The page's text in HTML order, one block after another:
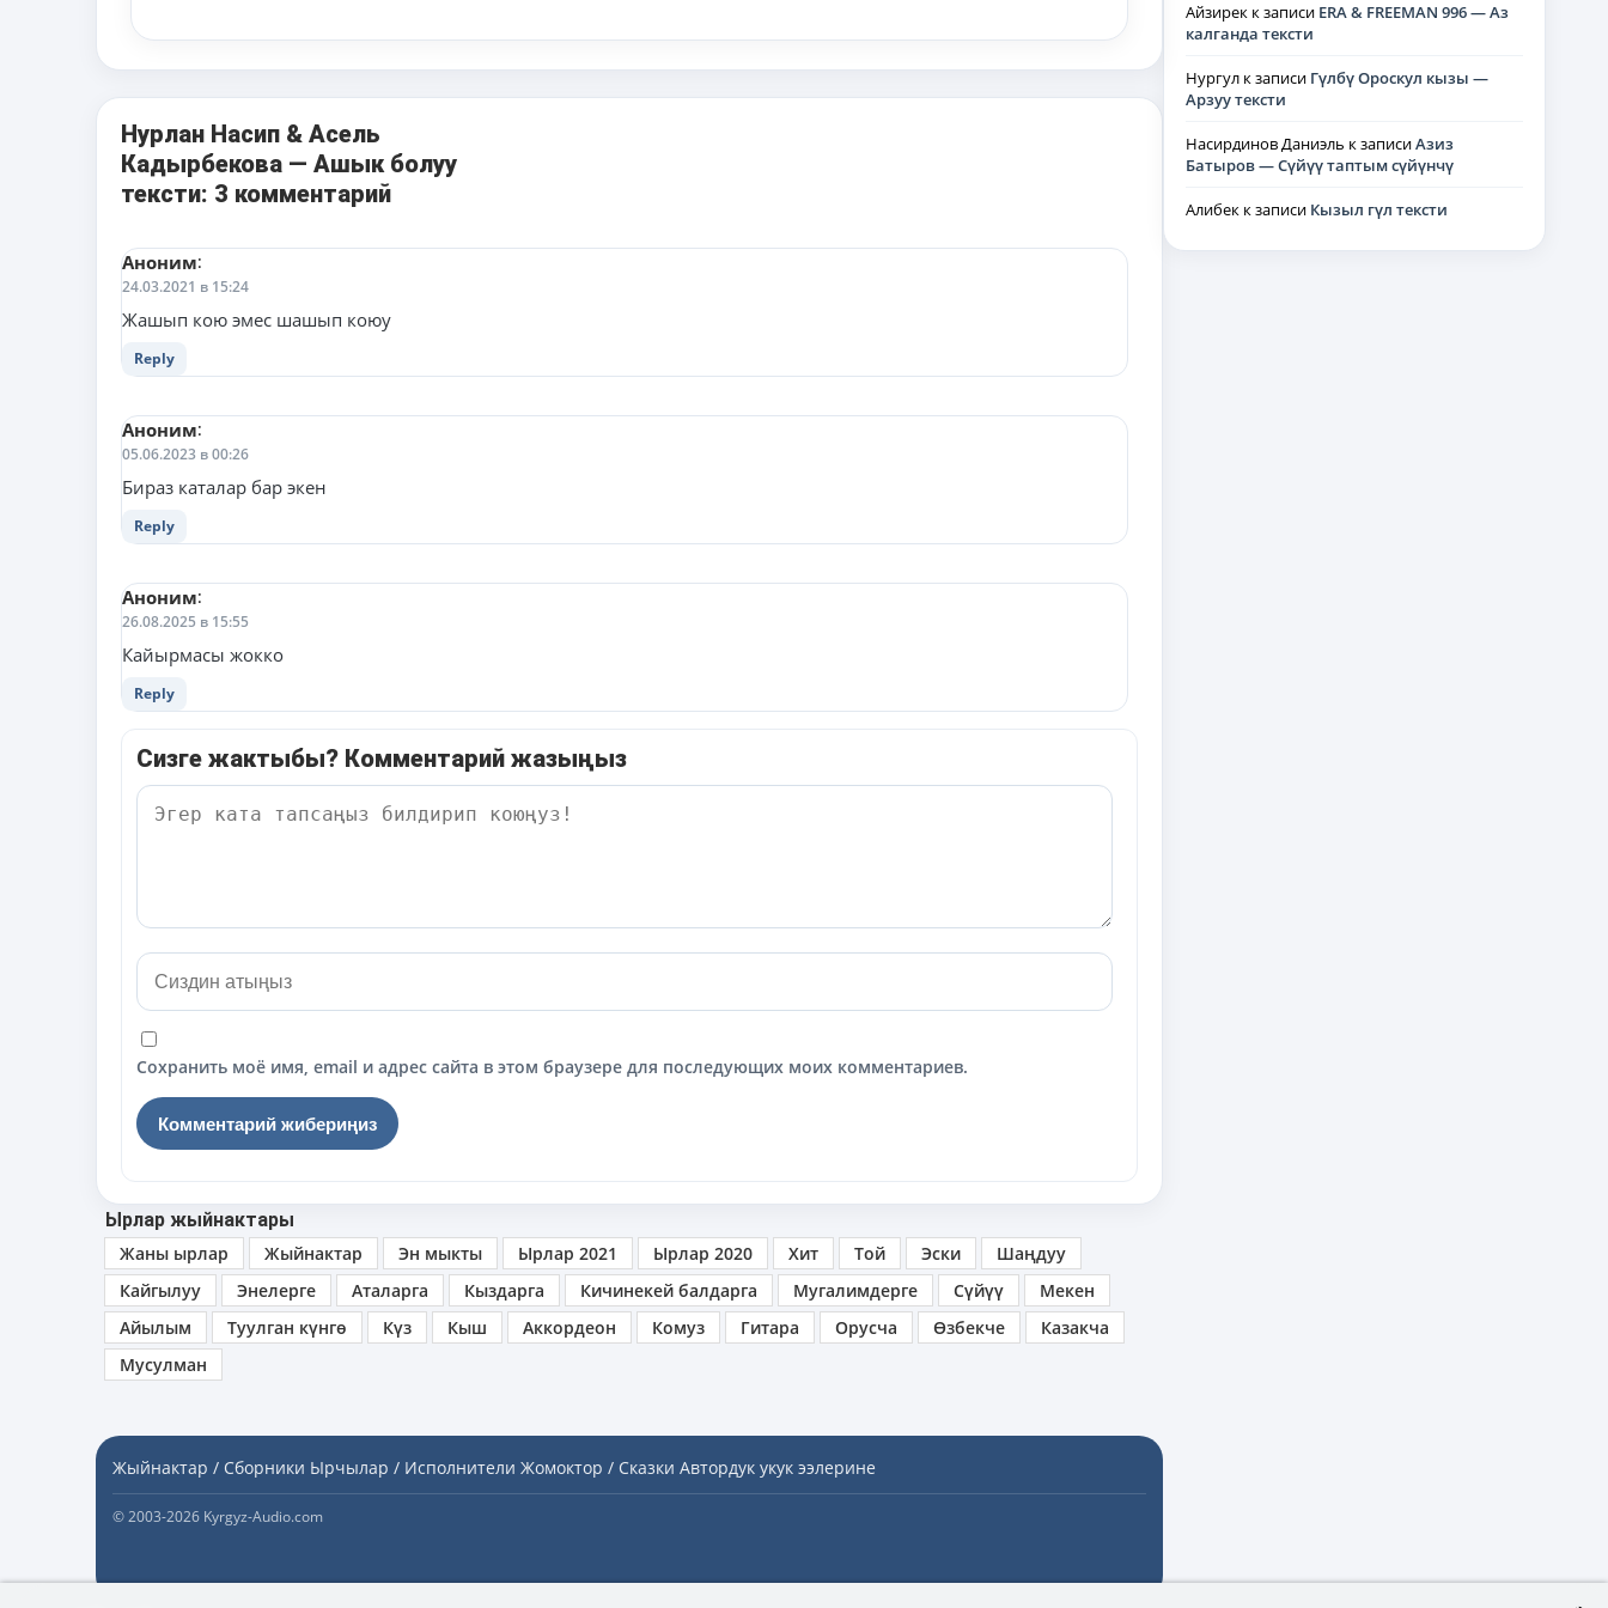
Айзирек к записи ERA & FREEMAN 996 — Аз
калганда тексти
Нургул к записи Гүлбү Ороскул кызы —
Арзуу тексти
Насирдинов Даниэль к записиАзиз
Батыров — Сүйүү таптым сүйүнчү
Алибек к записи Кызыл гүл тексти
Нурлан Насип & Асель
Кадырбекова — Ашык болуу
тексти: 3 комментарий
Аноним:
24.03.2021 в 15:24
Жашып кою эмес шашып коюу
Reply
Аноним:
05.06.2023 в 00:26
Бираз каталар бар экен
Reply
Аноним:
26.08.2025 в 15:55
Кайырмасы жокко
Reply
Сизге жактыбы? Комментарий жазыңыз
Сохранить моё имя, email и адрес сайта в этом браузере для последующих моих комментариев.
Ырлар жыйнактары
Жаны ырлар
Жыйнактар Эн мыкты Ырлар 2021 Ырлар 2020 Хит Той Эски
Шаңдуу
Кайгылуу
Энелерге Аталарга Кыздарга Кичинекей балдарга Мугалимдерге Сүйүү
Мекен
Айылым
Туулган күнгө Күз Кыш Аккордеон Комуз Гитара Орусча Өзбекче
Казакча
Мусулман
Жыйнактар / Сборники Ырчылар / Исполнители Жомоктор / Сказки Автордук укук ээлерине
© 2003-2026 Kyrgyz-Audio.com